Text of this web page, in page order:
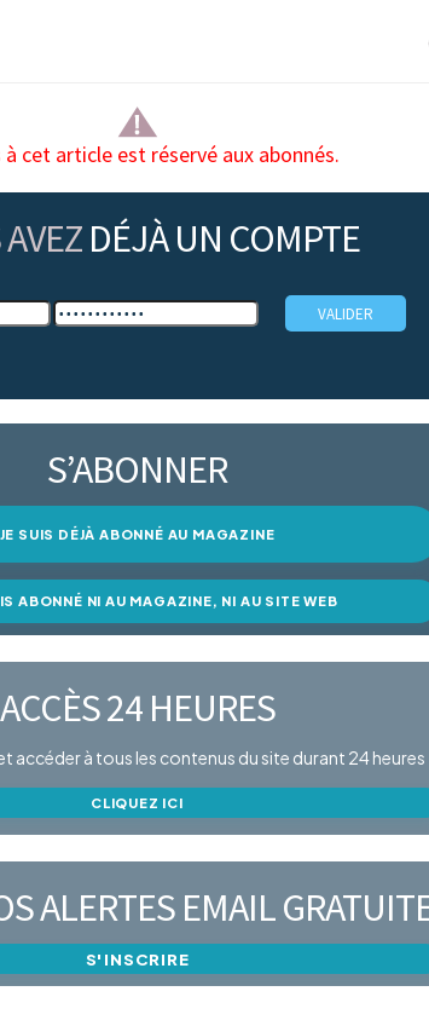
à cet article est réservé aux abonnés.
DÉJÀ UN COMPTE
S’ABONNER
JE SUIS DÉJÀ ABONNÉ AU MAGAZINE
ABONNÉ NI AU MAGAZINE, NI AU SITE WEB
ACCÈS 24 HEURES
accéder à tous les contenus du site durant 24 heures
CLIQUEZ ICI
ALERTES EMAIL
S'INSCRIRE